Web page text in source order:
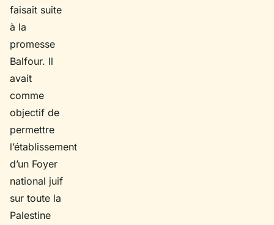
faisait suite
à la
promesse
Balfour. Il
avait
comme
objectif de
permettre
l’établissement
d’un Foyer
national juif
sur toute la
Palestine